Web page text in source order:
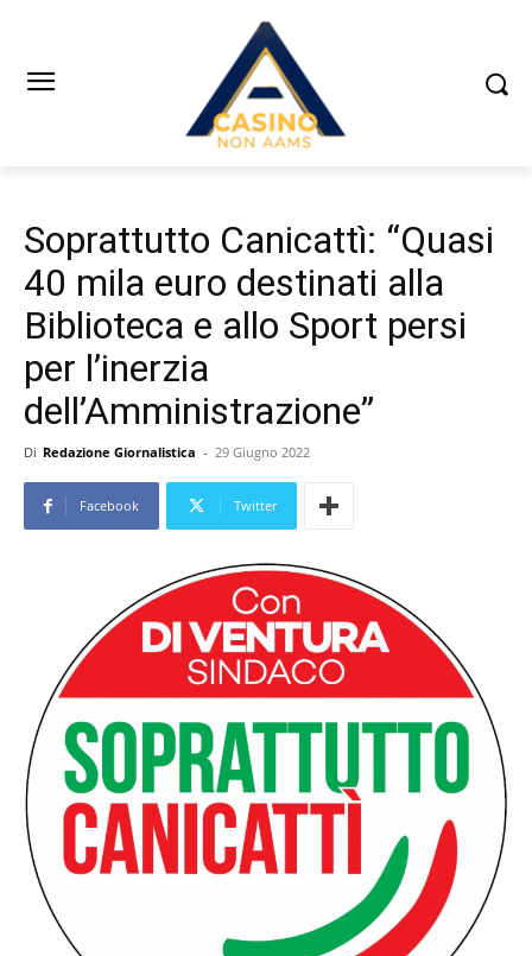
Soprattutto Canicattì: “Quasi
40 mila euro destinati alla
Biblioteca e allo Sport persi
per l’inerzia
dell’Amministrazione”
Di Redazione Giornalistica - 29 Giugno 2022
Facebook Twitter